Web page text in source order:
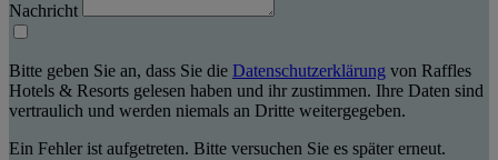
Nachricht
Bitte geben Sie an, dass Sie die Datenschutzerklärung von Raffles
Hotels & Resorts gelesen haben und ihr zustimmen. Ihre Daten sind
vertraulich und werden niemals an Dritte weitergegeben.
Ein Fehler ist aufgetreten. Bitte versuchen Sie es später erneut.